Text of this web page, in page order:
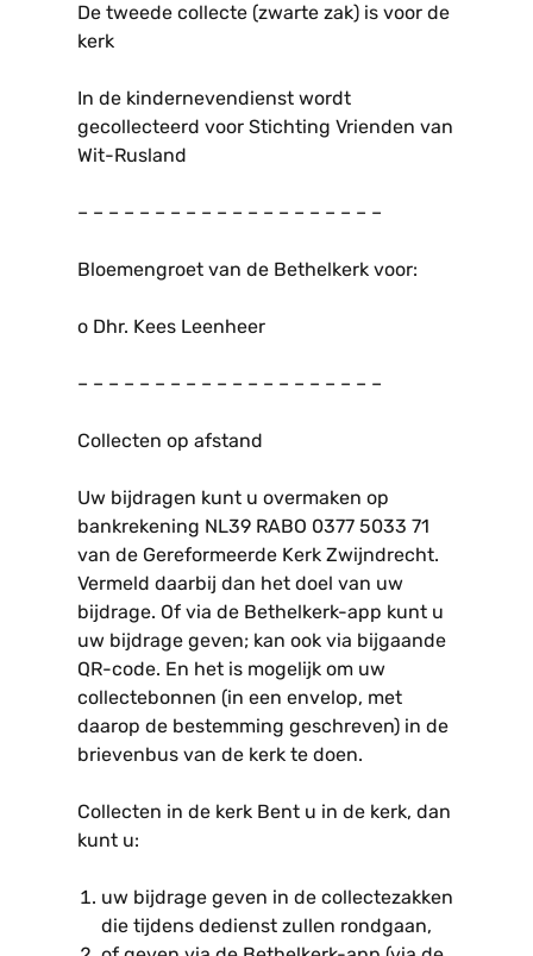
De tweede collecte (zwarte zak) is voor de
kerk
In de kindernevendienst wordt
gecollecteerd voor Stichting Vrienden van
Wit-Rusland
– – – – – – – – – – – – – – – – – – – –
Bloemengroet van de Bethelkerk voor:
o Dhr. Kees Leenheer
– – – – – – – – – – – – – – – – – – – –
Collecten op afstand
Uw bijdragen kunt u overmaken op
bankrekening NL39 RABO 0377 5033 71
van de Gereformeerde Kerk Zwijndrecht.
Vermeld daarbij dan het doel van uw
bijdrage. Of via de Bethelkerk-app kunt u
uw bijdrage geven; kan ook via bijgaande
QR-code. En het is mogelijk om uw
collectebonnen (in een envelop, met
daarop de bestemming geschreven) in de
brievenbus van de kerk te doen.
Collecten in de kerk Bent u in de kerk, dan
kunt u:
uw bijdrage geven in de collectezakken
die tijdens dedienst zullen rondgaan,